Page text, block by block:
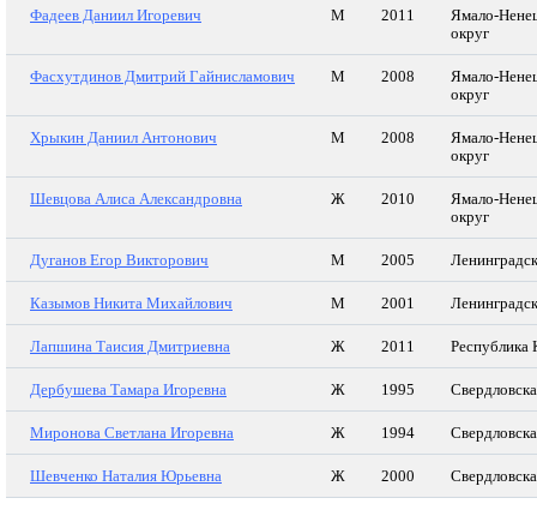
Фадеев Даниил Игоревич М 2011
Ямало-
округ
Фасхутдинов Дмитрий Гайнисламович М 2008
Ямало-
округ
Хрыкин Даниил Антонович М 2008
Ямало-
округ
Шевцова Алиса Александровна Ж 2010
Ямало-
округ
Дуганов Егор Викторович М 2005
Казымов Никита Михайлович М 2001
Лапшина Таисия Дмитриевна Ж 2011 Республика
Дербушева Тамара Игоревна Ж 1995
Миронова Светлана Игоревна Ж 1994
Шевченко Наталия Юрьевна Ж 2000